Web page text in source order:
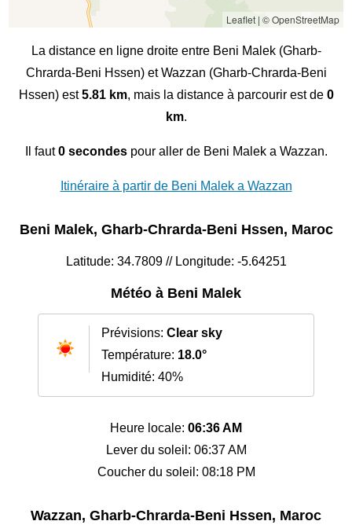
Leaflet| © OpenStreetMap
La distance en ligne droite entre Beni Malek (Gharb-
Chrarda-Beni Hssen) et Wazzan (Gharb-Chrarda-Beni
Hssen) est5.81 km, mais la distance à parcourir est de 0
km.
Il faut0 secondespour aller de Beni Malek a Wazzan.
Itinéraire à partir de Beni Malek a Wazzan
Beni Malek, Gharb-Chrarda-Beni Hssen, Maroc
Latitude: 34.7809 // Longitude: -5.64251
Météo à Beni Malek
Prévisions: Clear sky
Température: 18.0°
Humidité: 40%
Heure locale: 06:36 AM
Lever du soleil: 06:37 AM
Coucher du soleil: 08:18 PM
Wazzan, Gharb-Chrarda-Beni Hssen, Maroc